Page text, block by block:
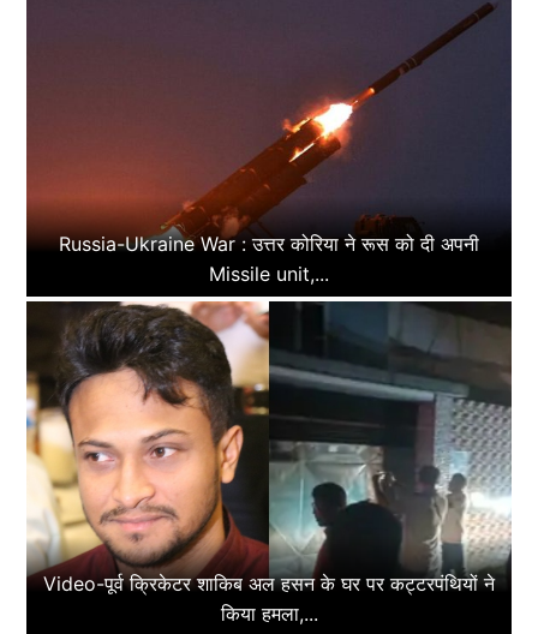
Russia-Ukraine War : उत्तर कोरिया ने रूस को दी अपनी
Missile unit,...
Video-पूर्व क्रिकेटर शाकिब अल हसन के घर पर कट्टरपंथियों ने
किया हमला,...